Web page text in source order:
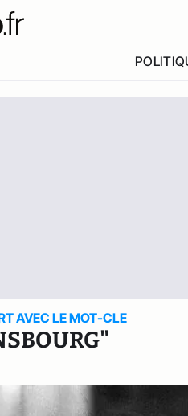
AVEC LE MOT-CLE